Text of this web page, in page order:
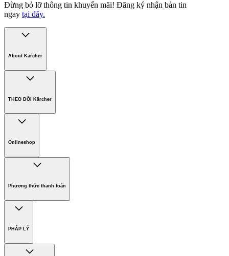
Đừng bỏ lỡ thông tin khuyến mãi! Đăng ký nhận bản tin
ngay tại đây.
About Kärcher
Công ty Karcher
Tuyển dụng
Phát triển bền vững
Chính sách bảo hành các sản phẩm
THEO DÕI Kärcher
Onlineshop
Phương thức thanh toán
Phương thức thanh toán
PHÁP LÝ